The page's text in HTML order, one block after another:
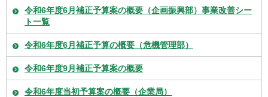
令和6年度6月補正予算案の概要（企画振興部）事業改善シー
ト一覧
令和6年度6月補正予算の概要（危機管理部）
令和6年度9月補正予算案の概要
令和6年度当初予算案の概要（企業局）